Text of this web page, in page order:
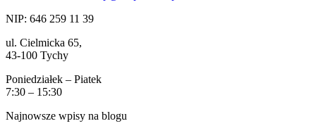
NIP: 646 259 11 39
ul. Cielmicka 65,
43-100 Tychy
Poniedziałek – Piatek
7:30 – 15:30
Najnowsze wpisy na blogu